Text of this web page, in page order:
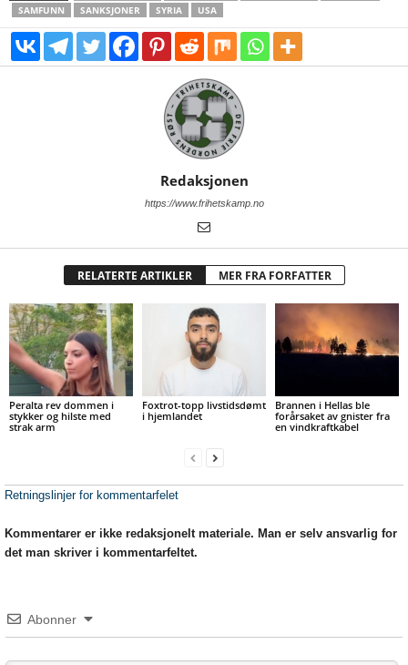
SAMFUNN
SANKSJONER SYRIA USA
Redaksjonen
https://www.frihetskamp.no
RELATERTE ARTIKLER MER FRA FORFATTER
Peralta rev dommen i
stykker og hilste med
strak arm
Foxtrot-topp livstidsdømt
i hjemlandet
Brannen i Hellas ble
forårsaket av gnister fra
en vindkraftkabel
Retningslinjer for kommentarfelet
Kommentarer er ikke redaksjonelt materiale. Man er selv ansvarlig for
det man skriver i kommentarfeltet.
Abonner